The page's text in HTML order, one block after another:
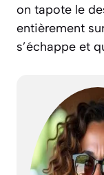
on tapote le
entièrement
s’échappe et